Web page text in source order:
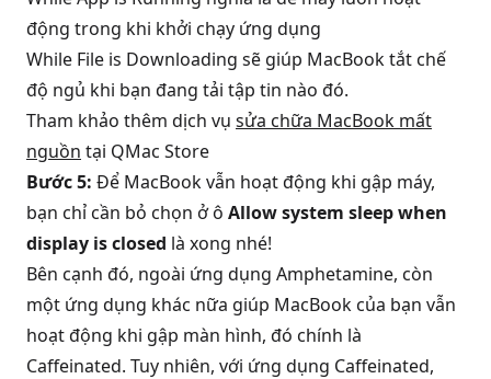
động trong khi khởi chạy ứng dụng
While File is Downloading sẽ giúp MacBook tắt chế
độ ngủ khi bạn đang tải tập tin nào đó.
Tham khảo thêm dịch vụ sửa chữa MacBook mất
nguồn tại QMac Store
Bước 5: Để MacBook vẫn hoạt động khi gập máy,
bạn chỉ cần bỏ chọn ở ô Allow system sleep when
display is closed là xong nhé!
Bên cạnh đó, ngoài ứng dụng Amphetamine, còn
một ứng dụng khác nữa giúp MacBook của bạn vẫn
hoạt động khi gập màn hình, đó chính là
Caffeinated. Tuy nhiên, với ứng dụng Caffeinated,